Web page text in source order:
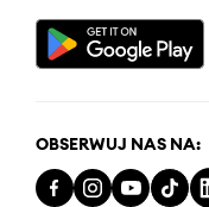
OBSERWUJ NAS NA: